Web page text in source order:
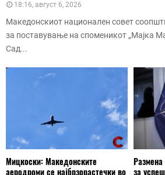
18:16, август 6, 2026
Македонскиот национален совет
за поставување на споменикот „Мајка
Сад...
Мицкоски: Македонските
аеродроми се најбрзорастечки во
Размена
за